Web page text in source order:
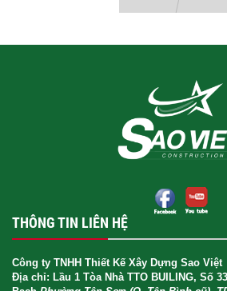
THÔNG TIN LIÊN HỆ
Công ty TNHH Thiết Kế Xây Dựng Sao Việt
Địa chỉ: Lầu 1 Tòa Nhà TTO BUILING, Số